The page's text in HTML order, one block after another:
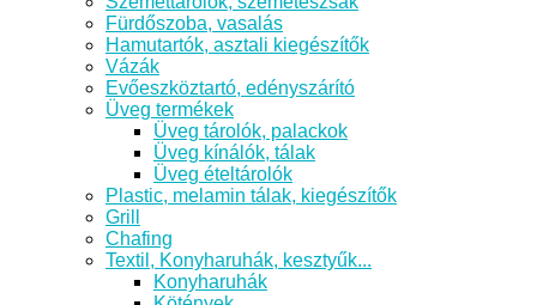
Fürdőszoba, vasalás
Hamutartók, asztali kiegészítők
Vázák
Evőeszköztartó, edényszárító
Üveg termékek
Üveg tárolók, palackok
Üveg kínálók, tálak
Üveg ételtárolók
Plastic, melamin tálak, kiegészítők
Grill
Chafing
Textil, Konyharuhák, kesztyűk...
Konyharuhák